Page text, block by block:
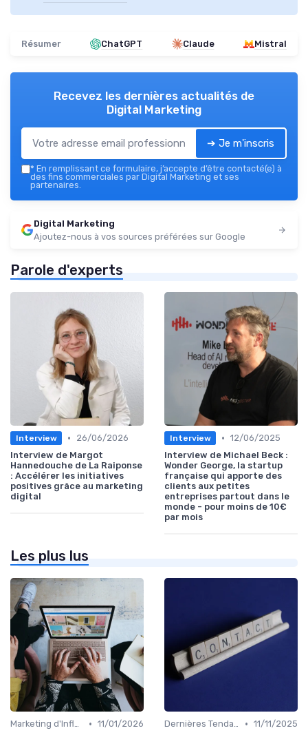
Résumer ChatGPT Claude Mistral
Recevez les dernières actualités de
Digital Marketing
➔ Je m'inscris
* En remplissant ce formulaire, j’accepte d’être contacté(e) à
des fins commerciales par Digital Marketing et ses
partenaires.
Digital Marketing
Ajoutez-nous à vos sources préférées sur Google
Parole d'experts
Interview •
26/06/2026
Interview de Margot
Hannedouche de La Raiponse
: Accélérer les initiatives
positives grâce au marketing
digital
Interview • 12/06/2025
Interview de Michael Beck :
Wonder George, la startup
française qui apporte des
clients aux petites
entreprises partout dans le
monde - pour moins de 10€
par mois
Les plus lus
Marketing d'Influence • 11/01/2026
Dernières Tendances en Marketing Digital • 11/11/2025